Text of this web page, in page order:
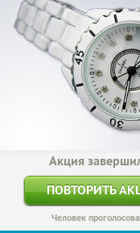
Акция
ПОВТОРИТЬ
Человек